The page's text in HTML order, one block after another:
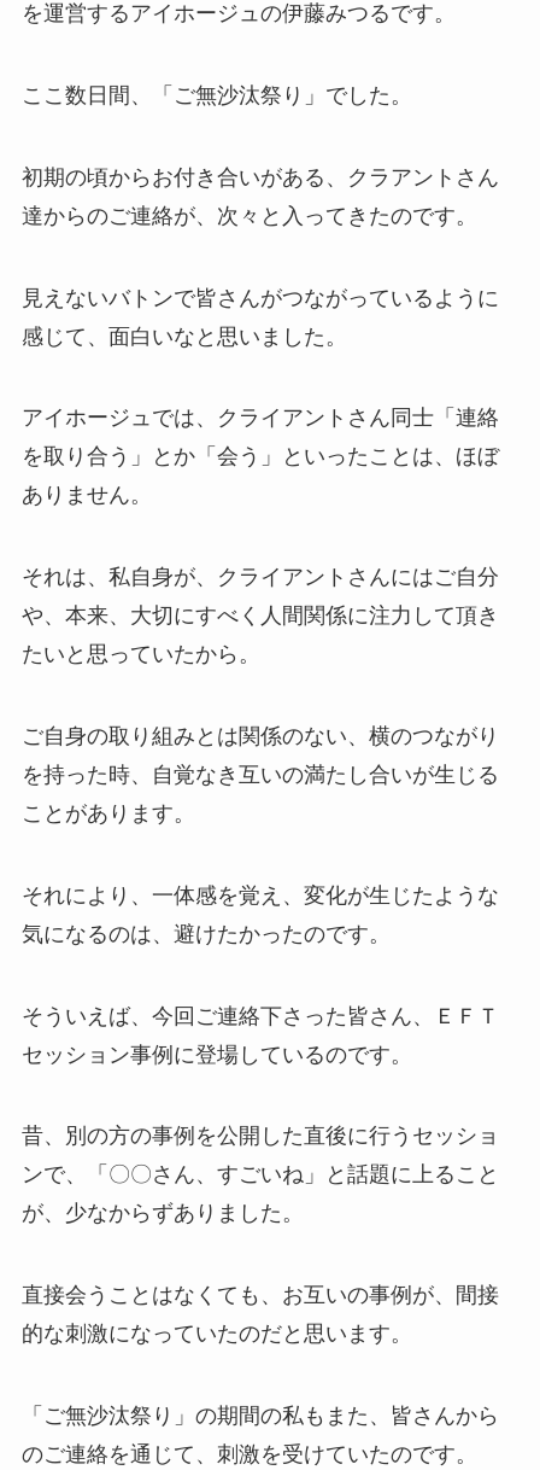
を運営するアイホージュの伊藤みつるです。
ここ数日間、「ご無沙汰祭り」でした。
初期の頃からお付き合いがある、クラアントさん
達からのご連絡が、次々と入ってきたのです。
見えないバトンで皆さんがつながっているように
感じて、面白いなと思いました。
アイホージュでは、クライアントさん同士「連絡
を取り合う」とか「会う」といったことは、ほぼ
ありません。
それは、私自身が、クライアントさんにはご自分
や、本来、大切にすべく人間関係に注力して頂き
たいと思っていたから。
ご自身の取り組みとは関係のない、横のつながり
を持った時、自覚なき互いの満たし合いが生じる
ことがあります。
それにより、一体感を覚え、変化が生じたような
気になるのは、避けたかったのです。
そういえば、今回ご連絡下さった皆さん、ＥＦＴ
セッション事例に登場しているのです。
昔、別の方の事例を公開した直後に行うセッショ
ンで、「〇〇さん、すごいね」と話題に上ること
が、少なからずありました。
直接会うことはなくても、お互いの事例が、間接
的な刺激になっていたのだと思います。
「ご無沙汰祭り」の期間の私もまた、皆さんから
のご連絡を通じて、刺激を受けていたのです。